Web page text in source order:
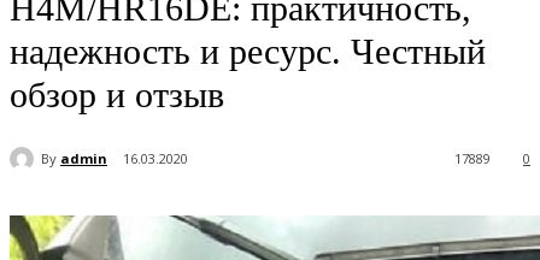
надежность и ресурс. Честный
обзор и отзыв
By admin 16.03.2020 0
17889